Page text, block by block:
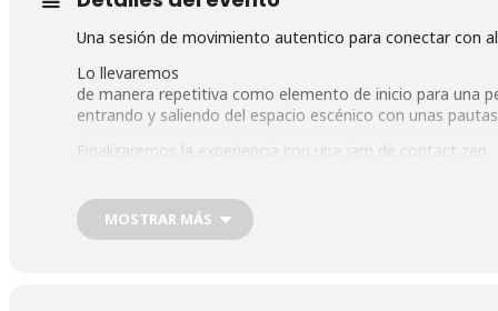
Una sesión de movimiento autentico para conectar con
Lo llevaremos
de manera repetitiva como elemento de inicio para una
entrando y saliendo del espacio escénico con unas
Finalizaremos la experiencia con una jam de contact zen
Os invitamos a explorar
MOSTRAR MÁS